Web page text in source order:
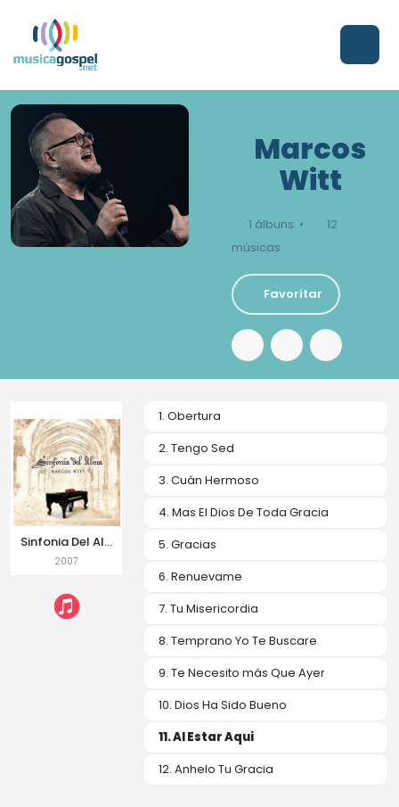
Marcos
Witt
1 álbuns •
12
músicas
Favoritar
Sinfonia Del Alma
2007
1. Obertura
2. Tengo Sed
3. Cuán Hermoso
4. Mas El Dios De Toda Gracia
5. Gracias
6. Renuevame
7. Tu Misericordia
8. Temprano Yo Te Buscare
9. Te Necesito más Que Ayer
10. Dios Ha Sido Bueno
11. Al Estar Aqui
12. Anhelo Tu Gracia